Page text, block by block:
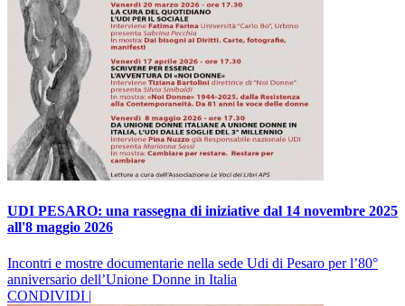
UDI PESARO: una rassegna di iniziative dal 14 novembre 2025
all'8 maggio 2026
Incontri e mostre documentarie nella sede Udi di Pesaro per l’80°
anniversario dell’Unione Donne in Italia
CONDIVIDI |